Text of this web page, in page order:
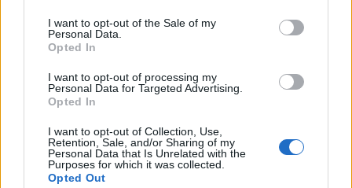
I want to opt-out of the Sale of my
Personal Data.
Opted In
I want to opt-out of processing my
Personal Data for Targeted Advertising.
Opted In
I want to opt-out of Collection, Use,
Retention, Sale, and/or Sharing of my
Personal Data that Is Unrelated with the
Purposes for which it was collected.
Opted Out
Σχετικά Άρθρα